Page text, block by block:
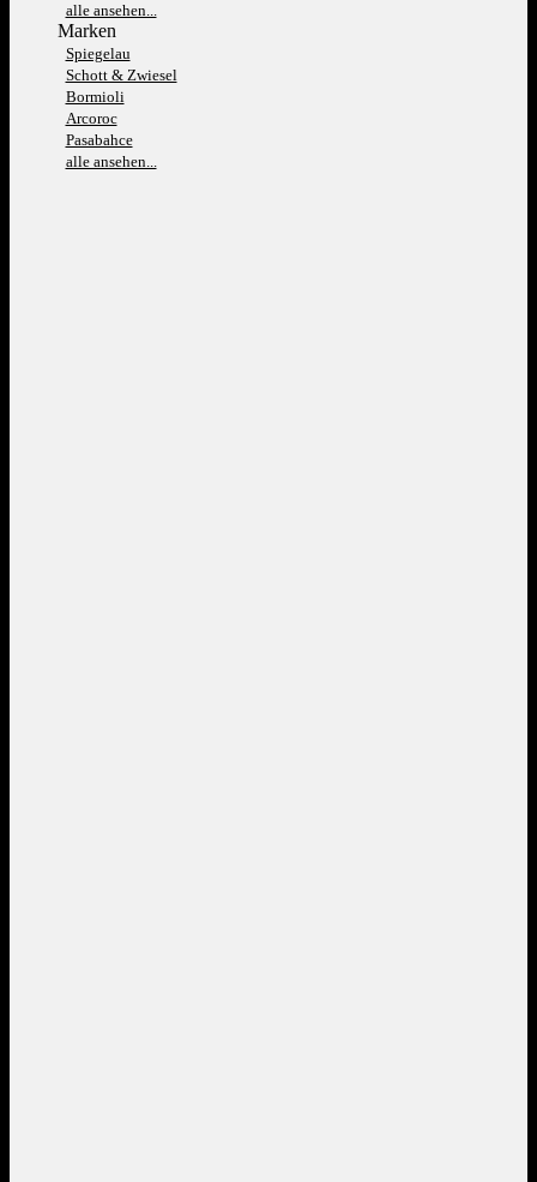
alle ansehen...
Marken
Spiegelau
Schott & Zwiesel
Bormioli
Arcoroc
Pasabahce
alle ansehen...